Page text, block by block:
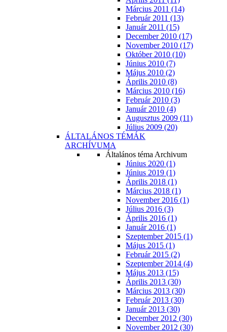
Március 2011 (14)
Február 2011 (13)
Január 2011 (15)
December 2010 (17)
November 2010 (17)
Október 2010 (10)
Június 2010 (7)
Május 2010 (2)
Április 2010 (8)
Március 2010 (16)
Február 2010 (3)
Január 2010 (4)
Augusztus 2009 (11)
Július 2009 (20)
ÁLTALÁNOS TÉMÁK
ARCHÍVUMA
Általános téma Archivum
Június 2020 (1)
Június 2019 (1)
Április 2018 (1)
Március 2018 (1)
November 2016 (1)
Július 2016 (3)
Április 2016 (1)
Január 2016 (1)
Szeptember 2015 (1)
Május 2015 (1)
Február 2015 (2)
Szeptember 2014 (4)
Május 2013 (15)
Április 2013 (30)
Március 2013 (30)
Február 2013 (30)
Január 2013 (30)
December 2012 (30)
November 2012 (30)